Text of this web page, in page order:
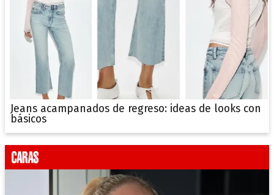
Jeans acampanados de regreso: ideas de looks con
básicos